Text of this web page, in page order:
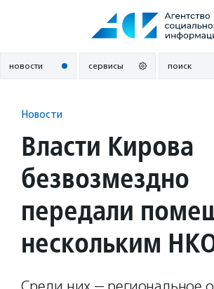
новости сервисы поиск
Новости
Власти Кирова
безвозмездно
передали
нескольким